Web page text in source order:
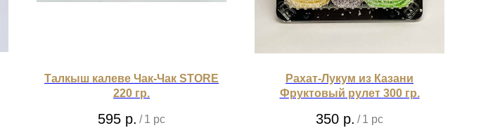
Талкыш калеве Чак-Чак STORE
220 гр.
595 р. / 1 pc
Рахат-Лукум из Казани
Фруктовый рулет 300 гр.
350 р. / 1 pc